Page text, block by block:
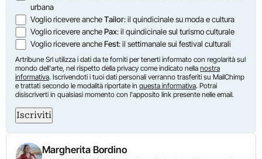
urbana
Voglio ricevere ancheTailor: il quindicinale su moda e cultura
Voglio ricevere anchePax: il quindicinale sul turismo culturale
Voglio ricevere ancheFest: il settimanale sui festival culturali
Artribune Srl utilizza i dati da te forniti per tenerti informato con regolarità sul
mondo dell'arte, nel rispetto della privacy come indicato nella nostra
informativa. Iscrivendoti i tuoi dati personali verranno trasferiti su MailChimp
e trattati secondo le modalità riportate in questa informativa. Potrai
disiscriverti in qualsiasi momento con l'apposito link presente nelle email.
Iscriviti
Margherita Bordino